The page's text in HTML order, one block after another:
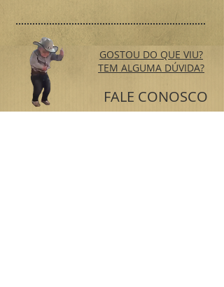
GOSTOU DO QUE VIU?
TEM ALGUMA DÚVIDA?
FALE CONOSCO